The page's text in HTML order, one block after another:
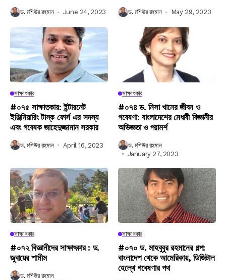
ড. মশিউর রহমান June 24, 2023 ড. মশিউর রহমান May 29, 2023
সাক্ষাৎকার
#০৭৫ সাক্ষাতকার: ইন্টারনেট
ইঞ্জিনিয়ারিং টাস্ক ফোর্স এর সদস্য
এবং গবেষক জাহেদুজ্জামান সরকার
ড. মশিউর রহমান April 16, 2023
সাক্ষাৎকার
#০৭৪ ড. নিসা খানের জীবন ও
গবেষণা: বাংলাদেশের মেধাবী বিজ্ঞানীর
অভিজ্ঞতা ও পরামর্শ
ড. মশিউর রহমান
January 27, 2023
সাক্ষাৎকার
#০৭২ বিজ্ঞানীদের সাক্ষাৎকার : ড.
জুবায়ের শামীম
ড. মশিউর রহমান
সাক্ষাৎকার
#০৭০ ড. মাহবুবুর রহমানের গল্প:
বাংলাদেশ থেকে আমেরিকায়, ডিজিটাল
হেল্থে গবেষণার পথ